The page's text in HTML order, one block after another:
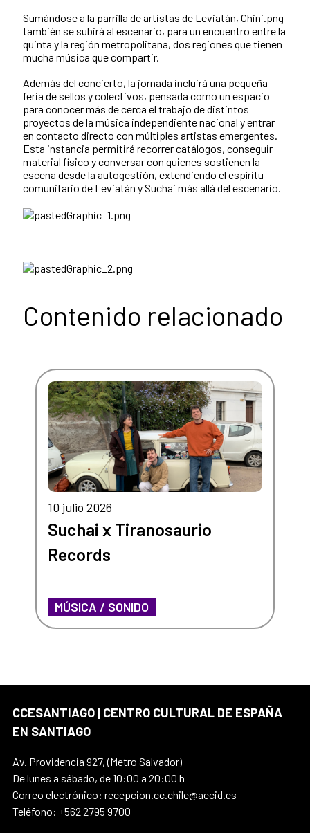
Sumándose a la parrilla de artistas de Leviatán, Chini.png
también se subirá al escenario, para un encuentro entre la
quinta y la región metropolitana, dos regiones que tienen
mucha música que compartir.
Además del concierto, la jornada incluirá una pequeña
feria de sellos y colectivos, pensada como un espacio
para conocer más de cerca el trabajo de distintos
proyectos de la música independiente nacional y entrar
en contacto directo con múltiples artistas emergentes.
Esta instancia permitirá recorrer catálogos, conseguir
material físico y conversar con quienes sostienen la
escena desde la autogestión, extendiendo el espíritu
comunitario de Leviatán y Suchai más allá del escenario.
Contenido relacionado
10 julio 2026
Suchai x Tiranosaurio
Records
MÚSICA / SONIDO
CCESANTIAGO | CENTRO CULTURAL DE ESPAÑA
EN SANTIAGO
Av. Providencia 927, (Metro Salvador)
De lunes a sábado, de 10:00 a 20:00 h
Correo electrónico: recepcion.cc.chile@aecid.es
Teléfono: +562 2795 9700